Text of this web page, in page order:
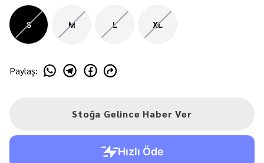
S M L XL
Paylaş:
Stoğa Gelince Haber Ver